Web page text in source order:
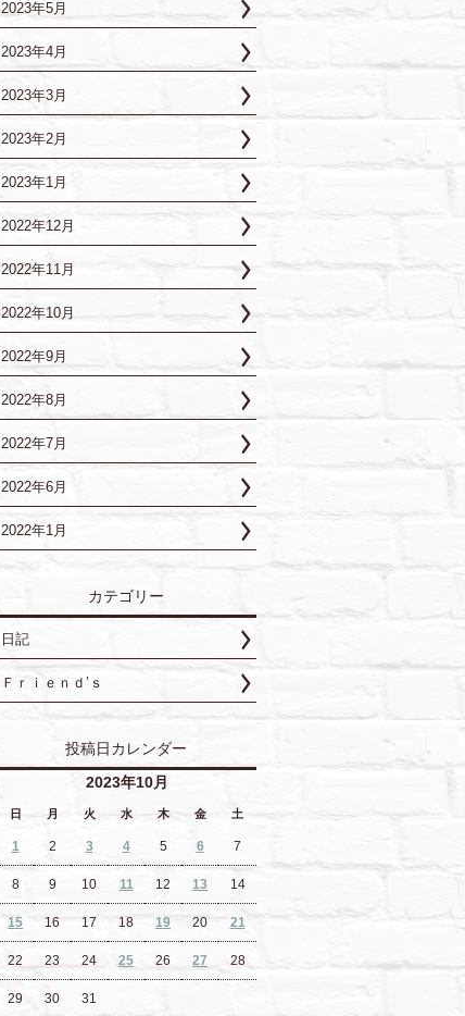
2023年5月
2023年4月
2023年3月
2023年2月
2023年1月
2022年12月
2022年11月
2022年10月
2022年9月
2022年8月
2022年7月
2022年6月
2022年1月
カテゴリー
日記
Ｆｒｉｅｎｄ’ｓ
投稿日カレンダー
2023年10月
日 月 火 水 木 金 土
1 2 3 4 5 6 7
8 9 10 11 12 13 14
15 16 17 18 19 20 21
22 23 24 25 26 27 28
29 30 31